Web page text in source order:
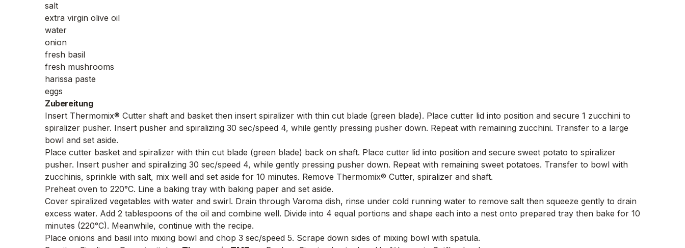
salt
extra virgin olive oil
water
onion
fresh basil
fresh mushrooms
harissa paste
eggs
Zubereitung
Insert Thermomix® Cutter shaft and basket then insert spiralizer with thin cut blade (green blade). Place cutter lid into position and secure 1 zucchini to
spiralizer pusher. Insert pusher and spiralizing 30 sec/speed 4, while gently pressing pusher down. Repeat with remaining zucchini. Transfer to a large
bowl and set aside.
Place cutter basket and spiralizer with thin cut blade (green blade) back on shaft.​ Place cutter lid into position and secure sweet potato to spiralizer
pusher. Insert pusher and spiralizing 30 sec/speed 4, while gently pressing pusher down. Repeat with remaining sweet potatoes. Transfer to bowl with
zucchinis, sprinkle with salt, mix well and set aside for 10 minutes. Remove Thermomix® Cutter, spiralizer and shaft.
Preheat oven to 220°C. Line a baking tray with baking paper and set aside.
Cover spiralized vegetables with water and swirl. Drain through Varoma dish, rinse under cold running water to remove salt then squeeze gently to drain
excess water. Add 2 tablespoons of the oil and combine well. Divide into 4 equal portions and shape each into a nest onto prepared tray then bake for 10
minutes (220°C). Meanwhile, continue with the recipe.
Place onions and basil into mixing bowl and chop 3 sec/speed 5. Scrape down sides of mixing bowl with spatula.